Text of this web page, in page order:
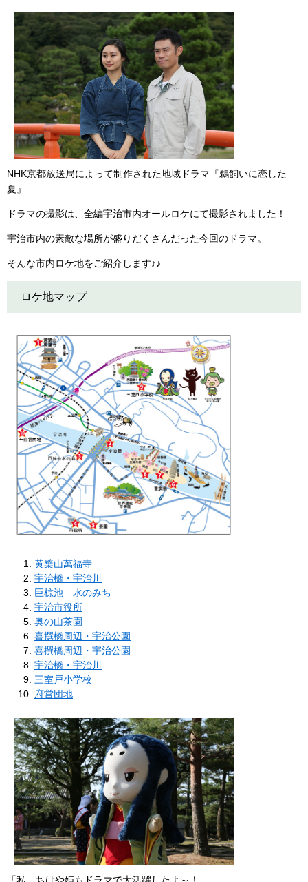
NHK京都放送局によって制作された地域ドラマ『鵜飼いに恋した
夏』
ドラマの撮影は、全編宇治市内オールロケにて撮影されました！
宇治市内の素敵な場所が盛りだくさんだった今回のドラマ。
そんな市内ロケ地をご紹介します♪♪
ロケ地マップ
黄檗山萬福寺
宇治橋・宇治川
巨椋池 水のみち
宇治市役所
奥の山茶園
喜撰橋周辺・宇治公園
喜撰橋周辺・宇治公園
宇治橋・宇治川
三室戸小学校
府営団地
「私、ちはや姫もドラマで大活躍したよ～！」